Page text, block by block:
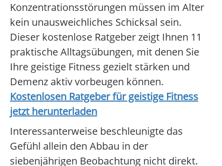
Konzentrationsstörungen müssen im Alter
kein unausweichliches Schicksal sein.
Dieser kostenlose Ratgeber zeigt Ihnen 11
praktische Alltagsübungen, mit denen Sie
Ihre geistige Fitness gezielt stärken und
Demenz aktiv vorbeugen können.
Kostenlosen Ratgeber für geistige Fitness
jetzt herunterladen
Interessanterweise beschleunigte das
Gefühl allein den Abbau in der
siebenjährigen Beobachtung nicht direkt.